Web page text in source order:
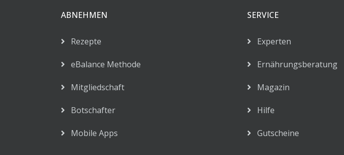
ABNEHMEN
Rezepte
eBalance Methode
Mitgliedschaft
Botschafter
Mobile Apps
SERVICE
Experten
Ernährungsberatung
Magazin
Hilfe
Gutscheine